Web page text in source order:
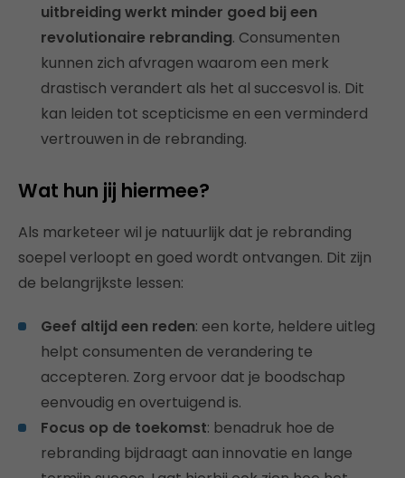
uitbreiding werkt minder goed bij een
revolutionaire rebranding. Consumenten
kunnen zich afvragen waarom een merk
drastisch verandert als het al succesvol is. Dit
kan leiden tot scepticisme en een verminderd
vertrouwen in de rebranding.
Wat hun jij hiermee?
Als marketeer wil je natuurlijk dat je rebranding
soepel verloopt en goed wordt ontvangen. Dit zijn
de belangrijkste lessen:
Geef altijd een reden: een korte, heldere uitleg
helpt consumenten de verandering te
accepteren. Zorg ervoor dat je boodschap
eenvoudig en overtuigend is.
Focus op de toekomst: benadruk hoe de
rebranding bijdraagt aan innovatie en lange